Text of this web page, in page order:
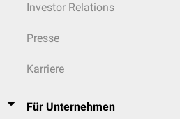
Investor Relations
Presse
Karriere
Für Unternehmen